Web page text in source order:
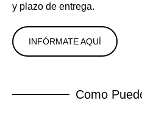
y plazo de entrega.
INFÓRMATE AQUÍ
Como